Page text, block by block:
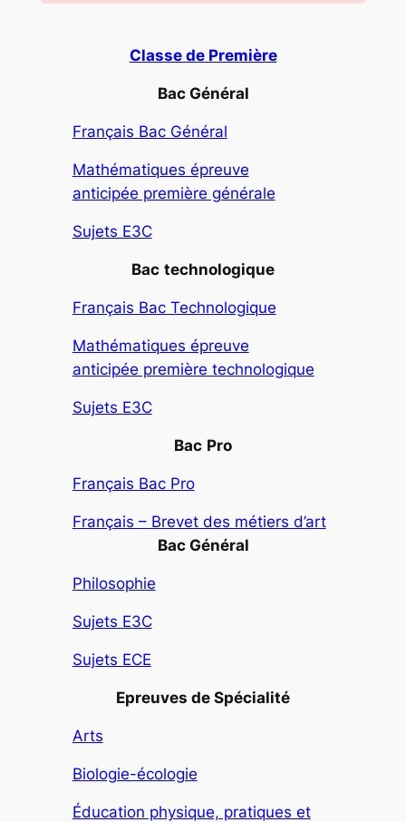
Classe de Première
Bac Général
Français Bac Général
Mathématiques épreuve
anticipée première générale
Sujets E3C
Bac technologique
Français Bac Technologique
Mathématiques épreuve
anticipée première technologique
Sujets E3C
Bac Pro
Français Bac Pro
Français – Brevet des métiers d’art
Bac Général
Philosophie
Sujets E3C
Sujets ECE
Epreuves de Spécialité
Arts
Biologie-écologie
Éducation physique, pratiques et